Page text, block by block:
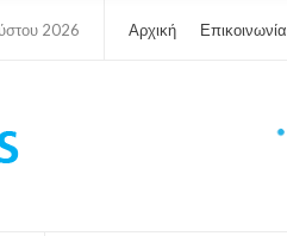
2026 Αρχική Επικοινωνία